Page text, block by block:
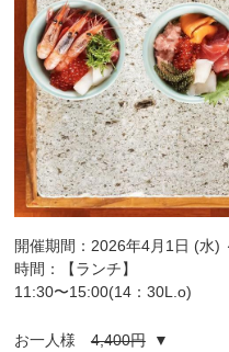
開催期間：2026年4月1日 (水)
時間：【ランチ】
11:30〜15:00(14：30L.o)
お一人様4,400円▼